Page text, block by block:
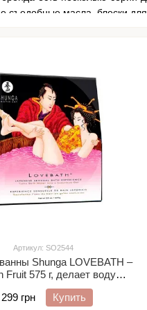
съедобные масла, блески
GMP
опыта в косметическом
Canada Health и ASEAN
новым Европейским
директиве о медицинском
USDA и ECOCERT
Артикул: SO2544
Shunga LOVEBATH –
Fruit 575 г, делает воду
желе со SPA-эффектом
грн
Купить